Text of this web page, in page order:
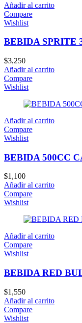
Añadir al carrito
Compare
Wishlist
BEBIDA SPRITE
$3,250
Añadir al carrito
Compare
Wishlist
Añadir al carrito
Compare
Wishlist
BEBIDA 500CC
$1,100
Añadir al carrito
Compare
Wishlist
Añadir al carrito
Compare
Wishlist
BEBIDA RED
$1,550
Añadir al carrito
Compare
Wishlist